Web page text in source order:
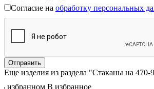
Согласие на обработку персональных
Еще изделия из раздела "Стаканы на 470-
В избранном В избранное